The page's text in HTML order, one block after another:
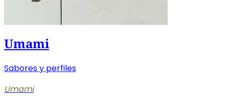
Umami
Sabores y perfiles
Umami